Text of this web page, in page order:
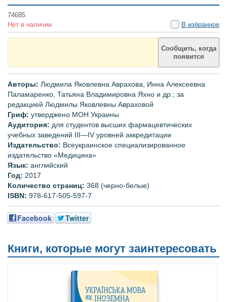
74685
Нет в наличии
В избранное
Сообщить, когда
появится
Авторы: Людмила Яковлевна Аврахова, Инна Алексеевна
Паламаренко, Татьяна Владимировна Яхно и др.; за
редакцией Людмилы Яковлевны Авраховой
Гриф: утверджено МОН Украины
Аудитория: для студентов высших фармацевтических
учебных заведений III—IV уровней аккредитации
Издательство: Всеукраинское специализированное
издательство «Медицина»
Язык: английский
Год: 2017
Количество страниц: 368 (черно-белые)
ISBN: 978-617-505-597-7
Facebook Twitter
Книги, которые могут заинтересовать